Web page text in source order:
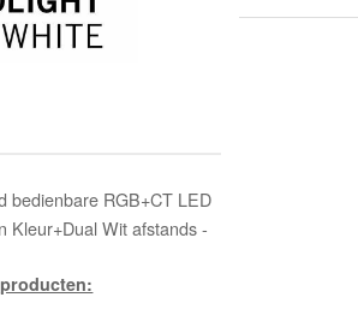
bedienbare RGB+CT LED
Kleur+Dual Wit afstands -